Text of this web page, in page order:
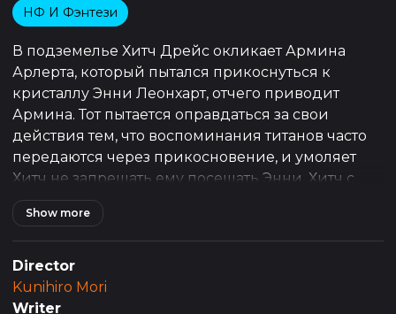
НФ И Фэнтези
В подземелье Хитч Дрейс окликает Армина
Арлерта, который пытался прикоснуться к
кристаллу Энни Леонхарт, отчего приводит
Армина. Тот пытается оправдаться за свои
действия тем, что воспоминания титанов часто
передаются через прикосновение, и умоляет
Хитч не запрещать ему посещать Энни. Хитч с
улыбкой на лице отвечает, что и не собирается
так делать. Когда они оба покидают камеру
Энни, Хитч дает Армину газету, заголовки
которой гласят, что военные стремятся удержать
власть, задержав Эрена Йегера. Военные теряют
доверие общества, но не дают никаких ответов.
Show more
Director
Kunihiro Mori
Writer